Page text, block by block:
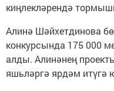
киңлекләрендә
Алинә Шәйхетдинова
конкурсында 175 000
алды. Алинәнең
яшьләргә ярдәм итүгә